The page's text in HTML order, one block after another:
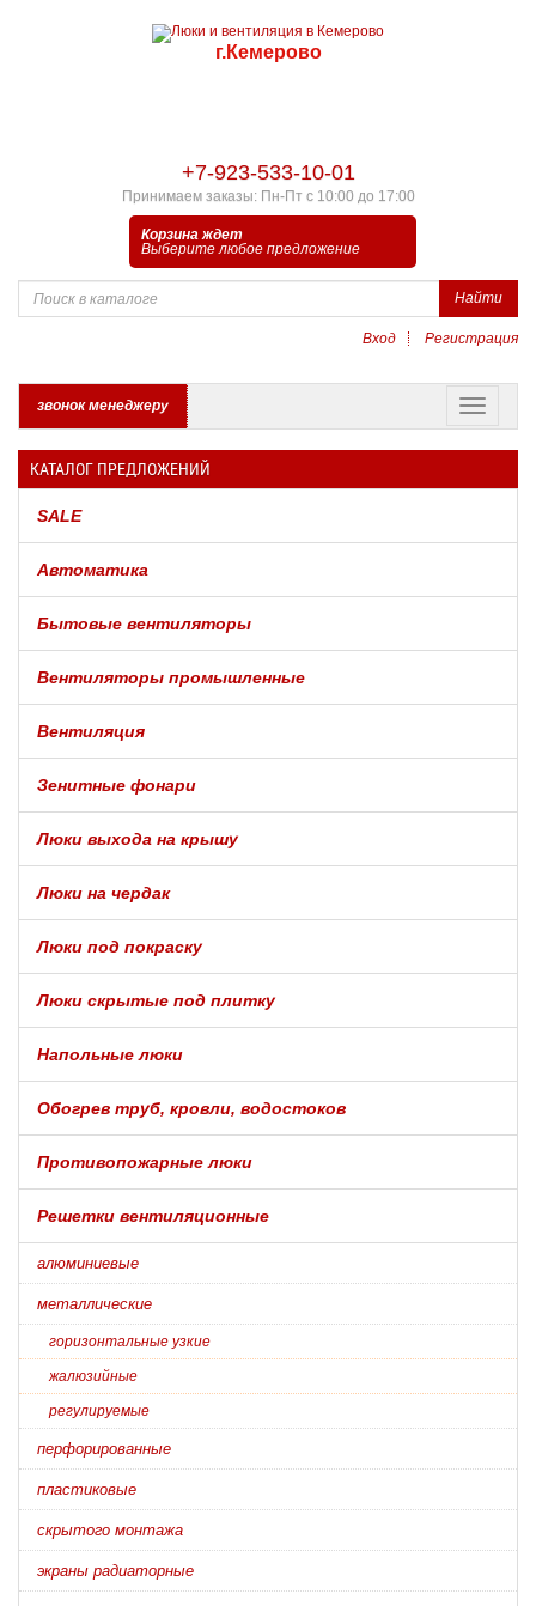
г.Кемерово
+7-923-533-10-01
Принимаем заказы: Пн-Пт с 10:00 до 17:00
Корзина ждет
Выберите любое предложение
Найти
Вход Регистрация
звонок менеджеру
КАТАЛОГ ПРЕДЛОЖЕНИЙ
SALE
Автоматика
Бытовые вентиляторы
Вентиляторы промышленные
Вентиляция
Зенитные фонари
Люки выхода на крышу
Люки на чердак
Люки под покраску
Люки скрытые под плитку
Напольные люки
Обогрев труб, кровли, водостоков
Противопожарные люки
Решетки вентиляционные
алюминиевые
металлические
горизонтальные узкие
жалюзийные
регулируемые
перфорированные
пластиковые
скрытого монтажа
экраны радиаторные